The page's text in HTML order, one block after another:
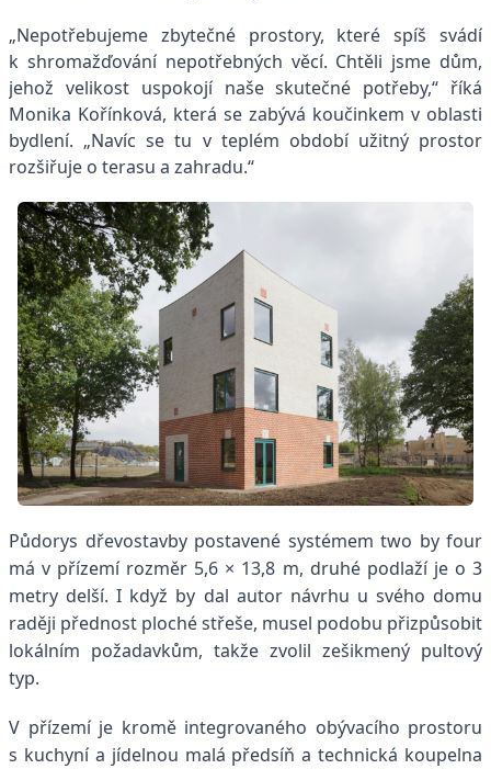
„Nepotřebujeme zbytečné prostory, které spíš svádí
k shromaž­ďování nepotřebných věcí. Chtěli jsme dům,
jehož velikost uspokojí naše skutečné potřeby,“ říká
Monika Kořínková, která se zabývá koučinkem v oblasti
bydlení. „Navíc se tu v teplém období užitný prostor
rozšiřuje o terasu a zahradu.“
Půdorys dřevostavby postavené systémem two by four
má v přízemí rozměr 5,6 × 13,8 m, druhé podlaží je o 3
metry delší. I když by dal autor návrhu u svého domu
raději přednost ploché střeše, musel podobu přizpůsobit
lokálním požadavkům, takže zvolil zešikmený pultový
typ.
V přízemí je kromě integrovaného obývacího prostoru
s kuchyní a jídelnou malá předsíň a technická koupelna